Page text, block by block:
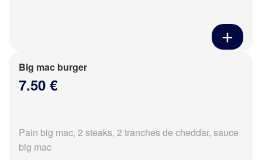
Big mac burger
7.50 €
Pain big mac, 2 steaks, 2 tranches de cheddar, sauce
big mac